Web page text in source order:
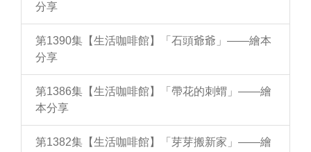
分享
第1390集【生活咖啡館】「石頭爺爺」——繪本
分享
第1386集【生活咖啡館】「帶花的刺蝟」——繪
本分享
第1382集【生活咖啡館】「芽芽搬新家」——繪